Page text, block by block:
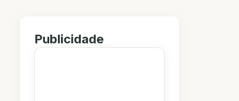
Publicidade